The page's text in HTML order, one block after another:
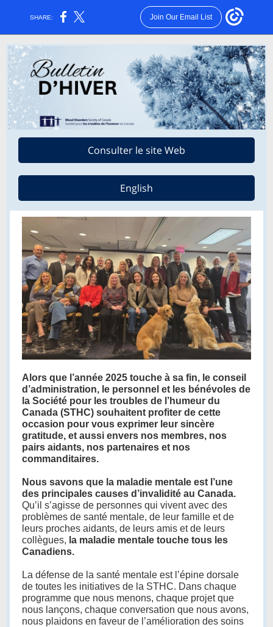
SHARE: Join Our Email List
Consulter le site Web
English
Alors que l’année 2025 touche à sa fin, le conseil
d’administration, le personnel et les bénévoles de
la Société pour les troubles de l’humeur du
Canada (STHC) souhaitent profiter de cette
occasion pour vous exprimer leur sincère
gratitude, et aussi envers nos membres, nos
pairs aidants, nos partenaires et nos
commanditaires.
Nous savons que la maladie mentale est l’une
des principales causes d’invalidité au Canada.
Qu’il s’agisse de personnes qui vivent avec des
problèmes de santé mentale, de leur famille et de
leurs proches aidants, de leurs amis et de leurs
collègues, la maladie mentale touche tous les
Canadiens.
La défense de la santé mentale est l’épine dorsale
de toutes les initiatives de la STHC. Dans chaque
programme que nous menons, chaque projet que
nous lançons, chaque conversation que nous avons,
nous plaidons en faveur de l’amélioration des soins